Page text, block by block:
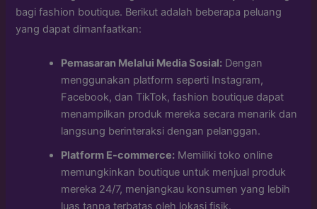
bagi fashion boutique. Berikut adalah beberapa peluang
yang dapat dimanfaatkan:
Pemasaran Melalui Media Sosial: Dengan
menggunakan platform seperti Instagram,
Facebook, dan TikTok, fashion boutique dapat
menampilkan produk mereka secara menarik dan
langsung berinteraksi dengan pelanggan.
Platform E-commerce: Memiliki toko online
memungkinkan boutique untuk menjual produk
mereka 24/7, menjangkau konsumen yang lebih
luas tanpa terbatas oleh lokasi fisik.